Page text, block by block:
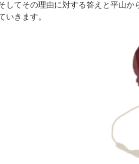
してその理由に対する答えと平山か
いきます。